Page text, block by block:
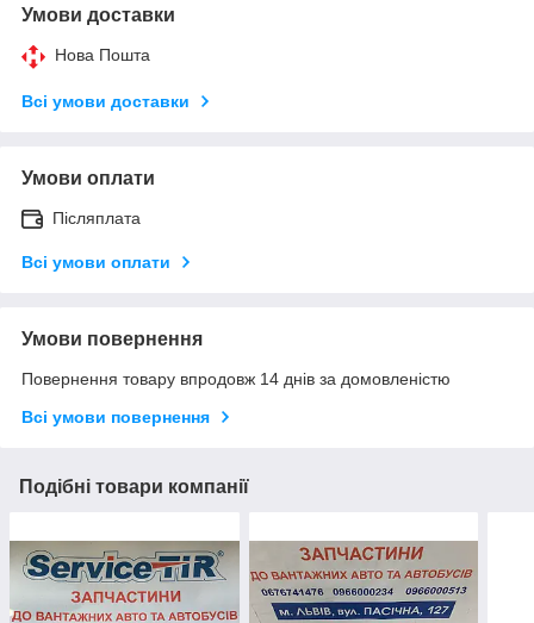
Умови доставки
Нова Пошта
Всі умови доставки
Умови оплати
Післяплата
Всі умови оплати
Умови повернення
Повернення товару впродовж 14 днів за домовленістю
Всі умови повернення
Подібні товари компанії